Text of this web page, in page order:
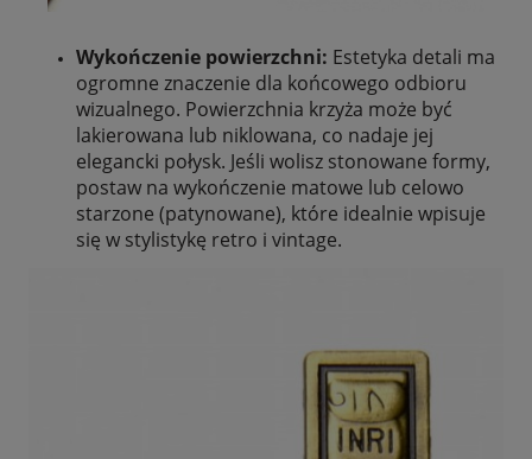
Wykończenie powierzchni: Estetyka detali ma
ogromne znaczenie dla końcowego odbioru
wizualnego. Powierzchnia krzyża może być
lakierowana lub niklowana, co nadaje jej
elegancki połysk. Jeśli wolisz stonowane formy,
postaw na wykończenie matowe lub celowo
starzone (patynowane), które idealnie wpisuje
się w stylistykę retro i vintage.